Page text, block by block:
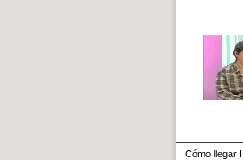
Cómo llegar I